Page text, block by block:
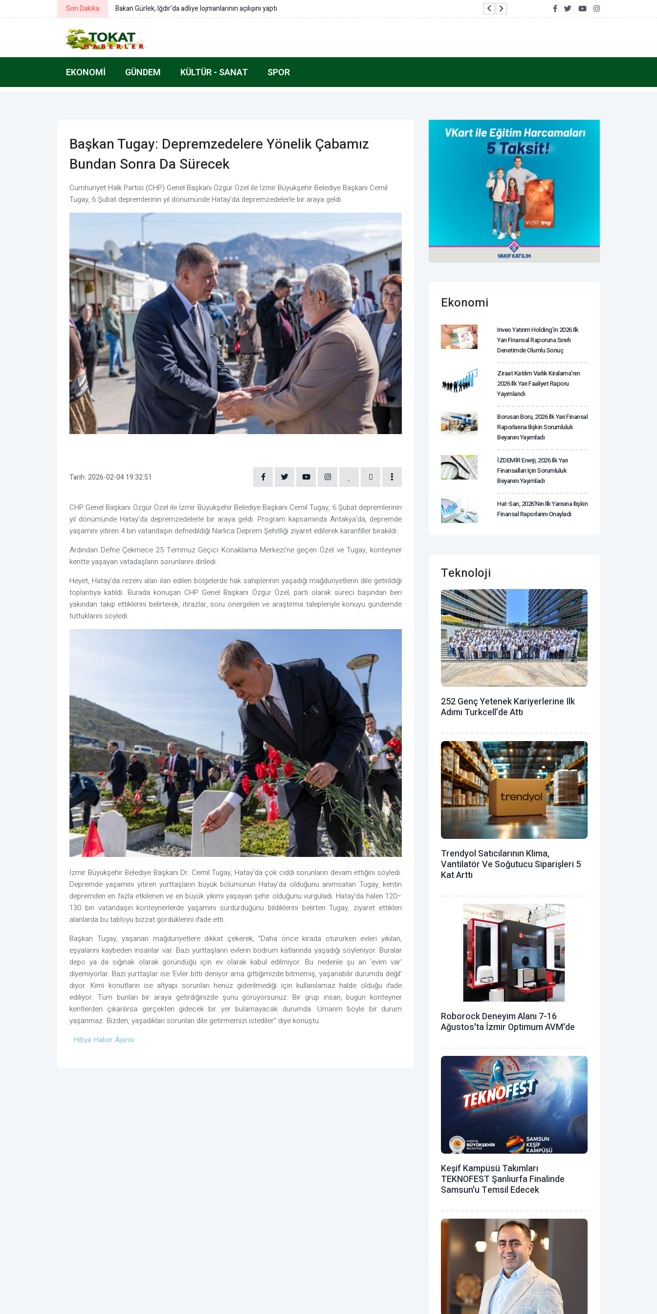
Son Dakika Bakan Çiftçi: Türkeli’nin gönlümüzde müstesna bir yeri var Bodrum Belediyesi'nin ilk emekli kafesi
EKONOMI GÜNDEM KÜLTÜR - SANAT SPOR
Başkan Tugay: Depremzedelere Yönelik Çabamız
Bundan Sonra Da Sürecek
Cumhuriyet Halk Partisi (CHP) Genel Başkanı Özgür Özel ile İzmir Büyükşehir Belediye Başkanı Cemil
Tugay, 6 Şubat depremlerinin yıl dönümünde Hatay’da depremzedelerle bir araya geldi.
Tarih: 2026-02-04 19:32:51
CHP Genel Başkanı Özgür Özel ile İzmir Büyükşehir Belediye Başkanı Cemil Tugay, 6 Şubat depremlerinin
yıl dönümünde Hatay’da depremzedelerle bir araya geldi. Program kapsamında Antakya’da, depremde
yaşamını yitiren 4 bin vatandaşın defnedildiği Narlıca Deprem Şehitliği ziyaret edilerek karanfiller bırakıldı.
Ardından Defne Çekmece 25 Temmuz Geçici Konaklama Merkezi’ne geçen Özel ve Tugay, konteyner
kentte yaşayan vatadaşların sorunlarını dinledi.
Heyet, Hatay’da rezerv alan ilan edilen bölgelerde hak sahiplerinin yaşadığı mağduriyetlerin dile getirildiği
toplantıya katıldı. Burada konuşan CHP Genel Başkanı Özgür Özel, parti olarak süreci başından beri
yakından takip ettiklerini belirterek, itirazlar, soru önergeleri ve araştırma talepleriyle konuyu gündemde
tuttuklarını söyledi.
İzmir Büyükşehir Belediye Başkanı Dr. Cemil Tugay, Hatay’da çok ciddi sorunların devam ettiğini söyledi.
Depremde yaşamını yitiren yurttaşların büyük bölümünün Hatay’da olduğunu anımsatan Tugay, kentin
depremden en fazla etkilenen ve en büyük yıkımı yaşayan şehir olduğunu vurguladı. Hatay’da halen 120–
130 bin vatandaşın konteynerlerde yaşamını sürdürdüğünü bildiklerini belirten Tugay, ziyaret ettikleri
alanlarda bu tabloyu bizzat gördüklerini ifade etti.
Başkan Tugay, yaşanan mağduriyetlere dikkat çekerek, “Daha önce kirada otururken evleri yıkılan,
eşyalarını kaybeden insanlar var. Bazı yurttaşların evlerin bodrum katlarında yaşadığı söyleniyor. Buralar
depo ya da sığınak olarak göründüğü için ev olarak kabul edilmiyor. Bu nedenle şu an ‘evim var’
diyemiyorlar. Bazı yurttaşlar ise ‘Evler bitti deniyor ama gittiğimizde bitmemiş, yaşanabilir durumda değil’
diyor. Kimi konutların ise altyapı sorunları henüz giderilmediği için kullanılamaz halde olduğu ifade
ediliyor. Tüm bunları bir araya getirdiğinizde şunu görüyorsunuz: Bir grup insan, bugün konteyner
kentlerden çıkarılırsa gerçekten gidecek bir yer bulamayacak durumda. Umarım böyle bir durum
yaşanmaz. Bizden, yaşadıkları sorunları dile getirmemizi istediler” diye konuştu.
Hibya Haber Ajansı
Ekonomi
Inveo Yatırım Holding'in 2026 Ilk
Yarı Finansal Raporuna Sınırlı
Denetimde Olumlu Sonuç
Ziraat Katılım Varlık Kiralama'nın
2026 Ilk Yarı Faaliyet Raporu
Yayımlandı
Borusan Boru, 2026 Ilk Yarı Finansal
Raporlarına Ilişkin Sorumluluk
Beyanını Yayımladı
İZDEMİR Enerji, 2026 Ilk Yarı
Finansalları Için Sorumluluk
Beyanını Yayımladı
Hat-San, 2026'nın Ilk Yarısına Ilişkin
Finansal Raporlarını Onayladı
Teknoloji
252 Genç Yetenek Kariyerlerine Ilk
Adımı Turkcell’de Attı
Trendyol Satıcılarının Klima,
Vantilatör ‎ve Soğutucu Siparişleri 5
Kat Arttı
Roborock Deneyim Alanı 7-16
Ağustos'ta İzmir Optimum AVM'de
Keşif Kampüsü Takımları
TEKNOFEST Şanlıurfa Finalinde
Samsun'u Temsil Edecek